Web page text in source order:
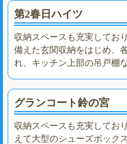
第2春日ハイツ
収納スペースも充実してお
備えた玄関収納をはじめ、
れ、キッチン上部の吊戸棚
グランコート鈴の宮
収納スペースも充実してお
えて大型のシューズボック